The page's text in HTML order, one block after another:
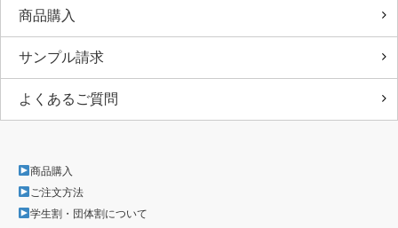
商品購入
サンプル請求
よくあるご質問
商品購入
ご注文方法
学生割・団体割について